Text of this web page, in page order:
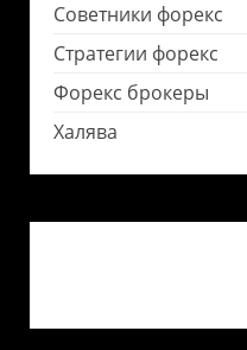
Советники форекс
Стратегии форекс
Форекс брокеры
Халява